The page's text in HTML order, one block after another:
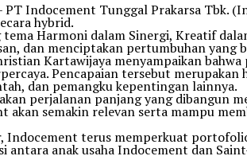
PT Indocement Tunggal Prakarsa Tbk.
hybrid.
Harmoni dalam Sinergi, Kreatif
dan menciptakan pertumbuhan yang
Kartawijaya menyampaikan
Pencapaian tersebut
dan pemangku kepentingan lainnya.
perjalanan panjang yang dibangun
akan semakin relevan serta mampu
Indocement terus memperkuat
antara anak usaha Indocement dan